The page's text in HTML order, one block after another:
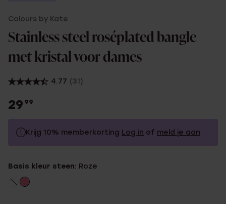
Colours by Kate
Stainless steel roséplated bangle
met kristal voor dames
4.77 (31)
29 99
Krijg 10% memberkorting Log in of meld je aan
Zonder memberkorting
Basis kleur steen: Roze